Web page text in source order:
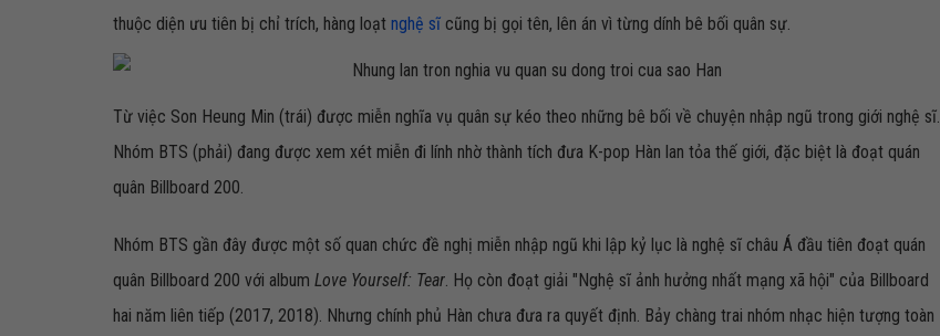
thuộc diện ưu tiên bị chỉ trích, hàng loạt nghệ sĩ cũng bị gọi tên, lên án vì từng dính bê bối quân sự.
Từ việc Son Heung Min (trái) được miễn nghĩa vụ quân sự kéo theo những bê bối về chuyện nhập ngũ trong giới nghệ sĩ.
Nhóm BTS (phải) đang được xem xét miễn đi lính nhờ thành tích đưa K-pop Hàn lan tỏa thế giới, đặc biệt là đoạt quán
quân Billboard 200.
Nhóm BTS gần đây được một số quan chức đề nghị miễn nhập ngũ khi lập kỷ lục là nghệ sĩ châu Á đầu tiên đoạt quán
quân Billboard 200 với album Love Yourself: Tear. Họ còn đoạt giải "Nghệ sĩ ảnh hưởng nhất mạng xã hội" của Billboard
hai năm liên tiếp (2017, 2018). Nhưng chính phủ Hàn chưa đưa ra quyết định. Bảy chàng trai nhóm nhạc hiện tượng toàn